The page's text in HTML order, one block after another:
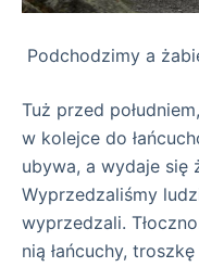
Podchodzimy a
Tuż przed
w kolejce do
ubywa, a wydaje
Wyprzedzaliśmy
wyprzedzali.
nią łańcuchy,